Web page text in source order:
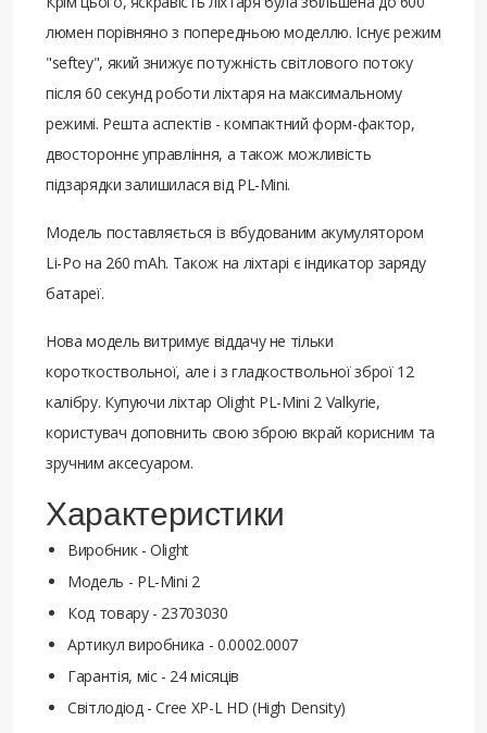
люмен порівняно з попередньою моделлю. Існує режим
"seftey", який знижує потужність світлового потоку
після 60 секунд роботи ліхтаря на максимальному
режимі. Решта аспектів - компактний форм-фактор,
двостороннє управління, а також можливість
підзарядки залишилася від PL-Mini.
Модель поставляється із вбудованим акумулятором
Li-Po на 260 mAh. Також на ліхтарі є індикатор заряду
батареї.
Нова модель витримує віддачу не тільки
короткоствольної, але і з гладкоствольної зброї 12
калібру. Купуючи ліхтар Olight PL-Mini 2 Valkyrie,
користувач доповнить свою зброю вкрай корисним та
зручним аксесуаром.
Характеристики
Виробник - Olight
Модель - PL-Mini 2
Код товару - 23703030
Артикул виробника - 0.0002.0007
Гарантія, міс - 24 місяців
Світлодіод - Cree XP-L HD (High Density)